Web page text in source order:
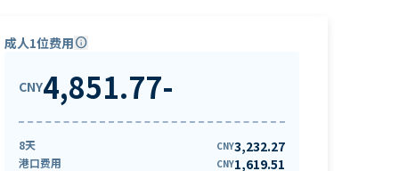
成人1位费用info
CNY4,851.77-
8天 CNY3,232.27
港口费用 CNY1,619.51